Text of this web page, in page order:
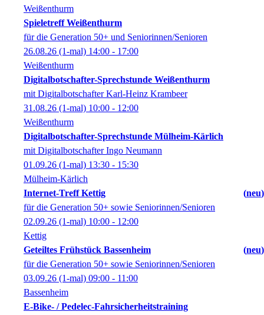
Weißenthurm
Spieletreff Weißenthurm
für die Generation 50+ und Seniorinnen/Senioren
26.08.26 (1-mal) 14:00 - 17:00
Weißenthurm
Digitalbotschafter-Sprechstunde Weißenthurm
mit Digitalbotschafter Karl-Heinz Krambeer
31.08.26 (1-mal) 10:00 - 12:00
Weißenthurm
Digitalbotschafter-Sprechstunde Mülheim-Kärlich
mit Digitalbotschafter Ingo Neumann
01.09.26 (1-mal) 13:30 - 15:30
Mülheim-Kärlich
Internet-Treff Kettig
neu
für die Generation 50+ sowie Seniorinnen/Senioren
02.09.26 (1-mal) 10:00 - 12:00
Kettig
Geteiltes Frühstück Bassenheim
neu
für die Generation 50+ sowie Seniorinnen/Senioren
03.09.26 (1-mal) 09:00 - 11:00
Bassenheim
E-Bike- / Pedelec-Fahrsicherheitstraining